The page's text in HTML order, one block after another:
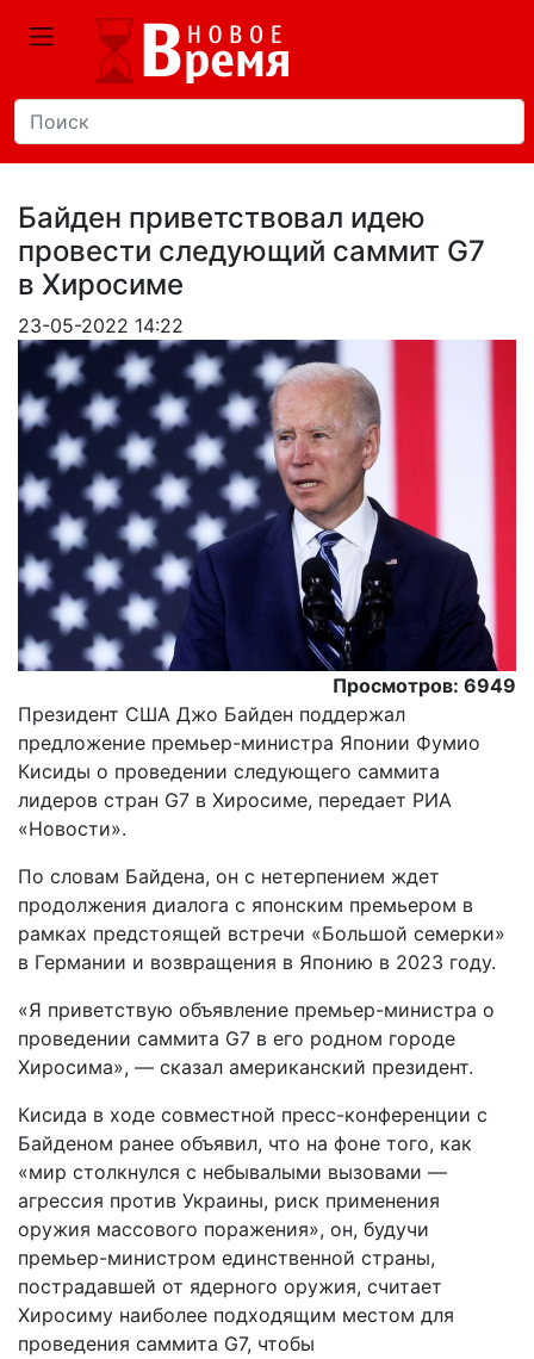
Байден приветствовал идею
провести следующий саммит G7
в Хиросиме
23-05-2022 14:22
Просмотров: 6949
Президент США Джо Байден поддержал
предложение премьер-министра Японии Фумио
Кисиды о проведении следующего саммита
лидеров стран G7 в Хиросиме, передает РИА
«Новости».
По словам Байдена, он с нетерпением ждет
продолжения диалога с японским премьером в
рамках предстоящей встречи «Большой семерки»
в Германии и возвращения в Японию в 2023 году.
«Я приветствую объявление премьер-министра о
проведении саммита G7 в его родном городе
Хиросима», — сказал американский президент.
Кисида в ходе совместной пресс-конференции с
Байденом ранее объявил, что на фоне того, как
«мир столкнулся с небывалыми вызовами —
агрессия против Украины, риск применения
оружия массового поражения», он, будучи
премьер-министром единственной страны,
пострадавшей от ядерного оружия, считает
Хиросиму наиболее подходящим местом для
проведения саммита G7, чтобы